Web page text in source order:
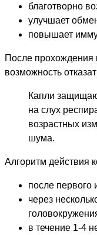
благотворно
улучшает
повышает
После прохождения
возможность
Капли
на слух
возрастных
шума.
Алгоритм действия
после первого
через
в течение 1-4